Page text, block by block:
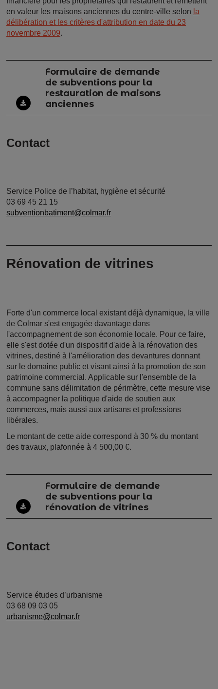
en valeur les maisons anciennes du centre-ville selon la
délibération et les critères d'attribution en date du 23
novembre 2009.
Formulaire de demande
de subventions pour la
restauration de maisons
anciennes
Contact
Service Police de l’habitat, hygiène et sécurité
03 69 45 21 15
subventionbatiment@colmar.fr
Rénovation de vitrines
Forte d'un commerce local existant déjà dynamique, la ville
de Colmar s'est engagée davantage dans
l'accompagnement de son économie locale. Pour ce faire,
elle s'est dotée d'un dispositif d'aide à la rénovation des
vitrines, destiné à l'amélioration des devantures donnant
sur le domaine public et visant ainsi à la promotion de son
patrimoine commercial. Applicable sur l'ensemble de la
commune sans délimitation de périmètre, cette mesure vise
à accompagner la politique d'aide de soutien aux
commerces, mais aussi aux artisans et professions
libérales.
Le montant de cette aide correspond à 30 % du montant
des travaux, plafonnée à 4 500,00 €.
Formulaire de demande
de subventions pour la
rénovation de vitrines
Contact
Service études d’urbanisme
03 68 09 03 05
urbanisme@colmar.fr